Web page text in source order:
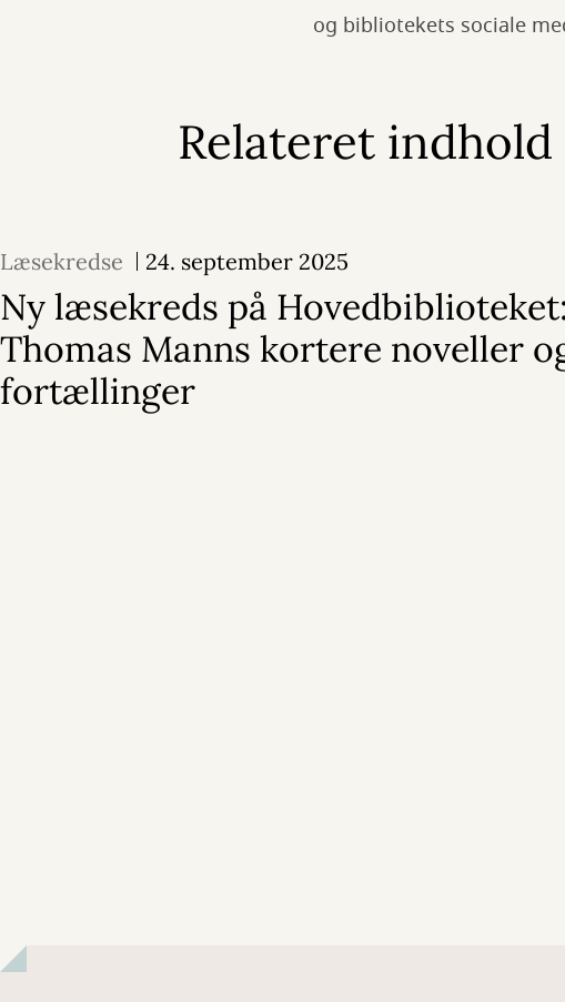
og bibliotekets sociale
Relateret indhold
Læsekredse 24. september 2025
Ny læsekreds på Hovedbiblioteket:
Thomas Manns kortere noveller
fortællinger